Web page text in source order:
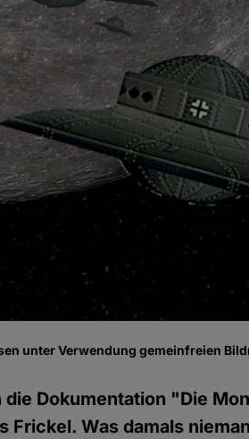
unter Verwendung gemeinfreien
Dokumentation "Die
Frickel. Was damals